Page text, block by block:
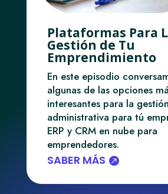
Plataformas Para
Gestión de Tu
Emprendimiento
En este episodio
algunas de las opciones
interesantes para la gestión
administrativa para tú
ERP y CRM en nube para
emprendedores.
SABER MÁS